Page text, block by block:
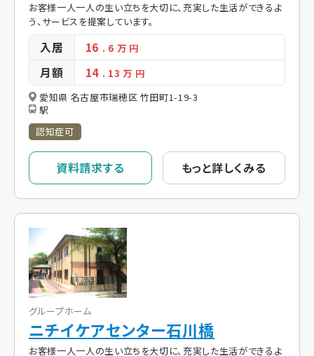
お客様一人一人の生い立ちを大切に、充実した生活ができるよ
う、サービスを提案しています。
入居 16 . 6 万 円
月額 14 . 13万 円
愛知県 名古屋市瑞穂区 竹田町1-19-3
駅
認知症可
資料請求する もっと詳しくみる
グループホーム
ニチイケアセンター石川橋
お客様一人一人の生い立ちを大切に、充実した生活ができるよ